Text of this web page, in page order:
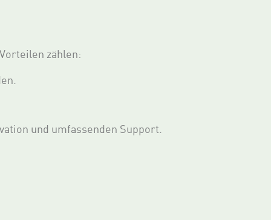
zählen:
und umfassenden Support.